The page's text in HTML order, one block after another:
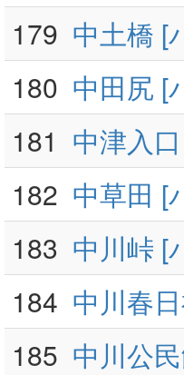
179 中土橋 [
180 中田尻 [
181 中津入
182 中草田 [
183 中川峠 [
184 中川春
185 中川公